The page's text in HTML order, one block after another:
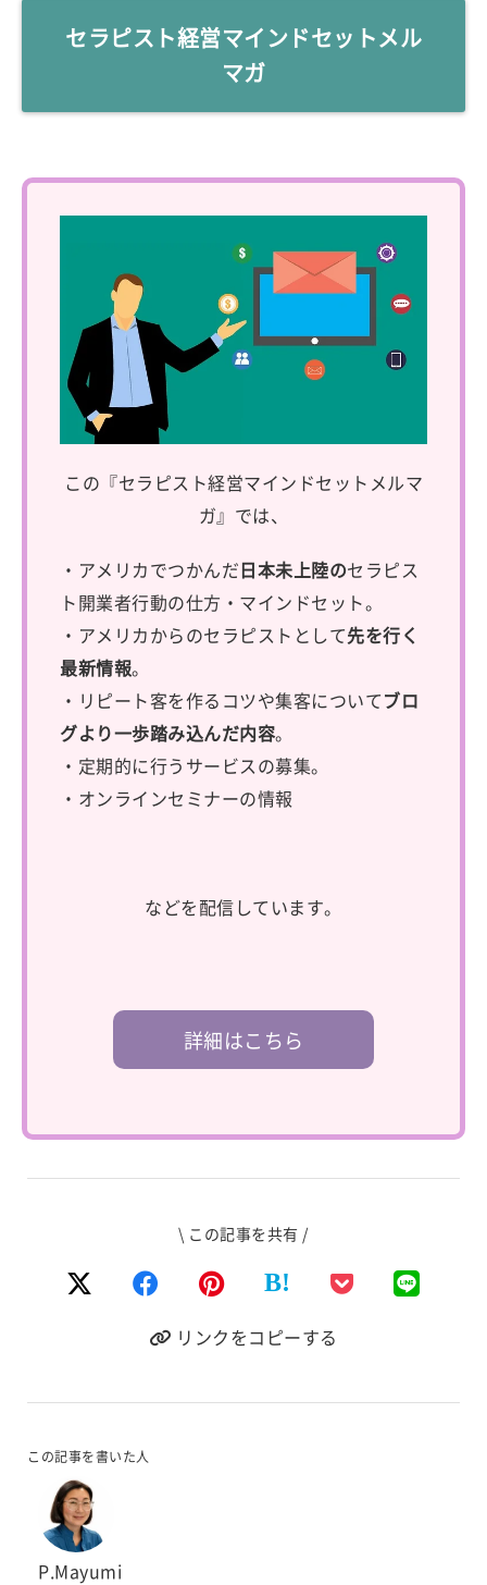
セラピスト経営マインドセットメル
マガ
この『セラピスト経営マインドセットメルマ
ガ』では、
・アメリカでつかんだ日本未上陸のセラピス
ト開業者行動の仕方・マインドセット。
・アメリカからのセラピストとして先を行く
最新情報。
・リピート客を作るコツや集客についてブロ
グより一歩踏み込んだ内容。
・定期的に行うサービスの募集。
・オンラインセミナーの情報
などを配信しています。
詳細はこちら
\ この記事を共有 /
B!
リンクをコピーする
この記事を書いた人
P.Mayumi